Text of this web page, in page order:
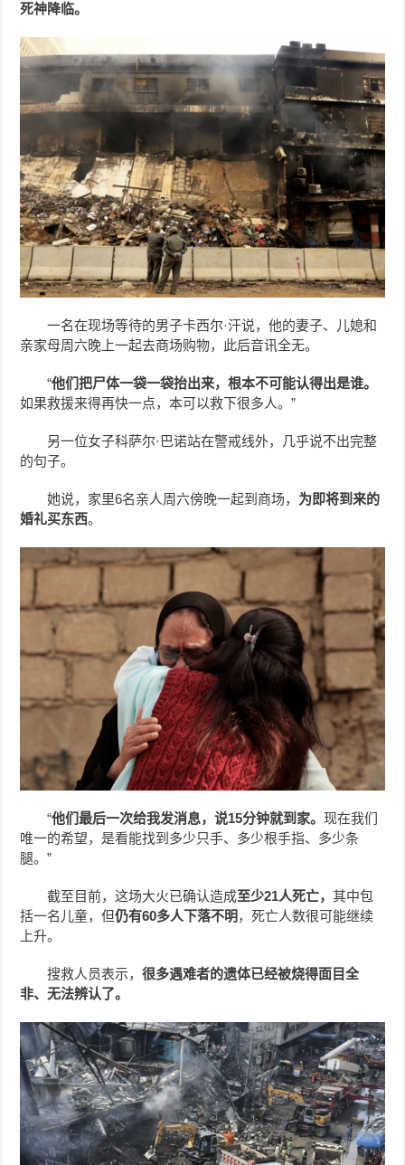
死神降临。
一名在现场等待的男子卡西尔·汗说，他的妻子、儿媳和
亲家母周六晚上一起去商场购物，此后音讯全无。
“他们把尸体一袋一袋抬出来，根本不可能认得出是谁。
如果救援来得再快一点，本可以救下很多人。”
另一位女子科萨尔·巴诺站在警戒线外，几乎说不出完整
的句子。
她说，家里6名亲人周六傍晚一起到商场， 为即将到来的
婚礼买东西。
“他们最后一次给我发消息，说15分钟就到家。现在我们
唯一的希望，是看能找到多少只手、多少根手指、多少条
腿。”
截至目前，这场大火已确认造成至少21人死亡，其中包
括一名儿童，但仍有60多人下落不明 ，死亡人数很可能继续
上升。
搜救人员表示，很多遇难者的遗体已经被烧得面目全
非、无法辨认了。